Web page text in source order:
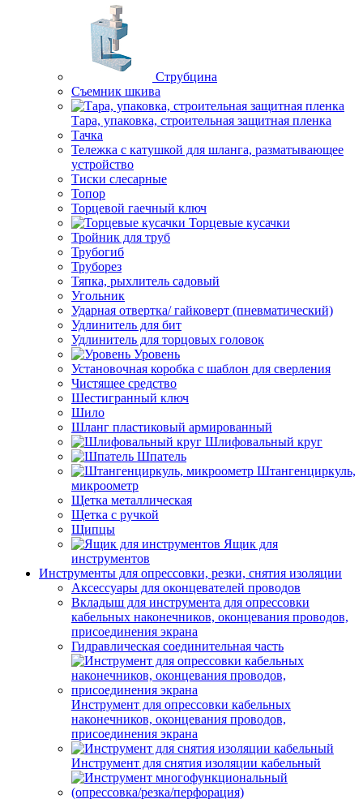
Струбцина
Съемник шкива
Тара, упаковка, строительная защитная пленка
Тачка
Тележка с катушкой для шланга, разматывающее
устройство
Тиски слесарные
Топор
Торцевой гаечный ключ
Торцевые кусачки
Тройник для труб
Трубогиб
Труборез
Тяпка, рыхлитель садовый
Угольник
Ударная отвертка/ гайковерт (пневматический)
Удлинитель для бит
Удлинитель для торцовых головок
Уровень
Установочная коробка с шаблон для сверления
Чистящее средство
Шестигранный ключ
Шило
Шланг пластиковый армированный
Шлифовальный круг
Шпатель
Штангенциркуль,
микроометр
Щетка металлическая
Щетка с ручкой
Щипцы
Ящик для
инструментов
Инструменты для опрессовки, резки, снятия изоляции
Аксессуары для оконцевателей проводов
Вкладыш для инструмента для опрессовки
кабельных наконечников, оконцевания проводов,
присоединения экрана
Гидравлическая соединительная часть
Инструмент для опрессовки кабельных
наконечников, оконцевания проводов,
присоединения экрана
Инструмент для снятия изоляции кабельный